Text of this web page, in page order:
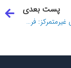
پست بعدی
چت‌بات و دنیای غیرمتمرکز: فرصت‌ها و چالش‌های Web3